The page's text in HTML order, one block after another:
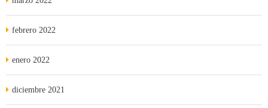
febrero 2022
enero 2022
diciembre 2021